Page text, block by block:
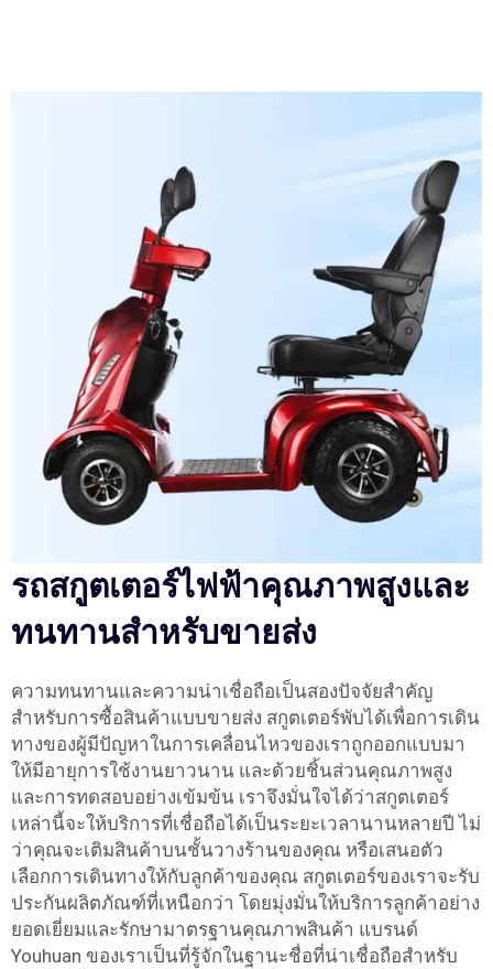
รถสกูตเตอร์ไฟฟ้าคุณภาพสูงและ
ทนทานสำหรับขายส่ง
ความทนทานและความน่าเชื่อถือเป็นสองปัจจัยสำคัญ
สำหรับการซื้อสินค้าแบบขายส่ง สกูตเตอร์พับได้เพื่อการเดิน
ทางของผู้มีปัญหาในการเคลื่อนไหวของเราถูกออกแบบมา
ให้มีอายุการใช้งานยาวนาน และด้วยชิ้นส่วนคุณภาพสูง
และการทดสอบอย่างเข้มข้น เราจึงมั่นใจได้ว่าสกูตเตอร์
เหล่านี้จะให้บริการที่เชื่อถือได้เป็นระยะเวลานานหลายปี ไม่
ว่าคุณจะเติมสินค้าบนชั้นวางร้านของคุณ หรือเสนอตัว
เลือกการเดินทางให้กับลูกค้าของคุณ สกูตเตอร์ของเราจะรับ
ประกันผลิตภัณฑ์ที่เหนือกว่า โดยมุ่งมั่นให้บริการลูกค้าอย่าง
ยอดเยี่ยมและรักษามาตรฐานคุณภาพสินค้า แบรนด์
Youhuan ของเราเป็นที่รู้จักในฐานะชื่อที่น่าเชื่อถือสำหรับ